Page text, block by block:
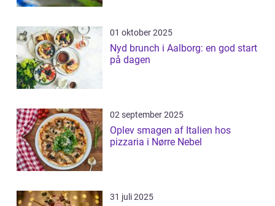
01 oktober 2025
Nyd brunch i Aalborg: en god start
på dagen
02 september 2025
Oplev smagen af Italien hos
pizzaria i Nørre Nebel
31 juli 2025